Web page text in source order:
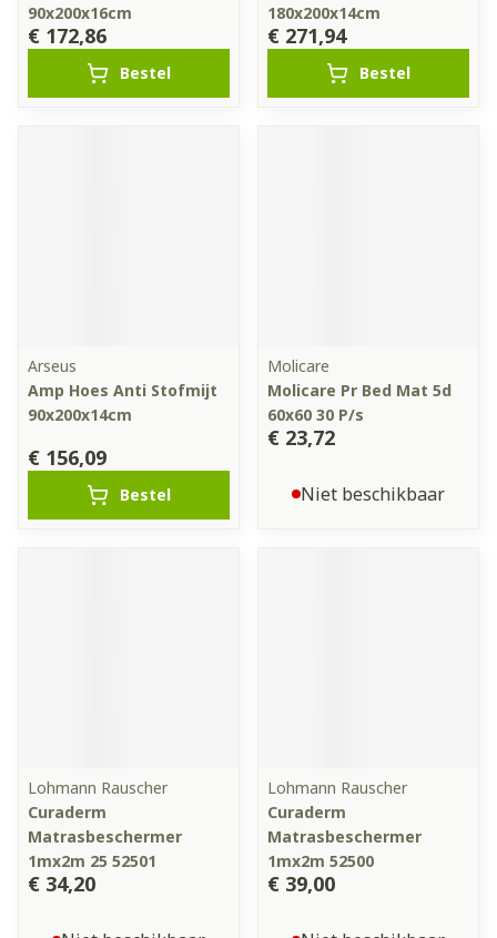
90x200x16cm
€ 172,86
Bestel
180x200x14cm
€ 271,94
Bestel
Arseus
Amp Hoes Anti Stofmijt
90x200x14cm
€ 156,09
Bestel
Molicare
Molicare Pr Bed Mat 5d
60x60 30 P/s
€ 23,72
Niet beschikbaar
Lohmann Rauscher
Curaderm
Matrasbeschermer
1mx2m 25 52501
€ 34,20
Lohmann Rauscher
Curaderm
Matrasbeschermer
1mx2m 52500
€ 39,00